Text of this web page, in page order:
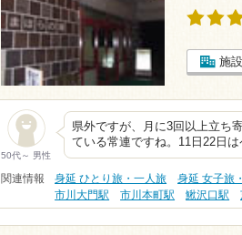
施
50代～ 男性
県外ですが、月に3回以上立ち
ている常連ですね。11日22日
関連情報 身延 ひとり旅・一人旅 身延 女子旅
市川大門駅
市川本町駅 鰍沢口駅